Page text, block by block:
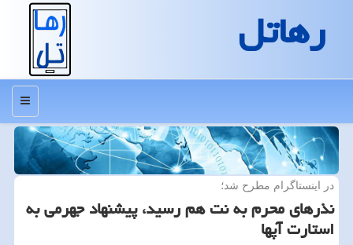
رهاتل
منو
در اینستاگرام مطرح شد؛
نذرهای محرم به نت هم رسید، پیشنهاد جهرمی به
استارت آپها